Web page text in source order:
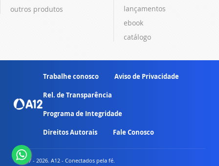
outros produtos
lançamentos
ebook
catálogo
Trabalhe conosco Aviso de Privacidade
Rel. de Transparência
Programa de Integridade
Direitos Autorais Fale Conosco
© 2007 - 2026. A12 - Conectados pela fé.